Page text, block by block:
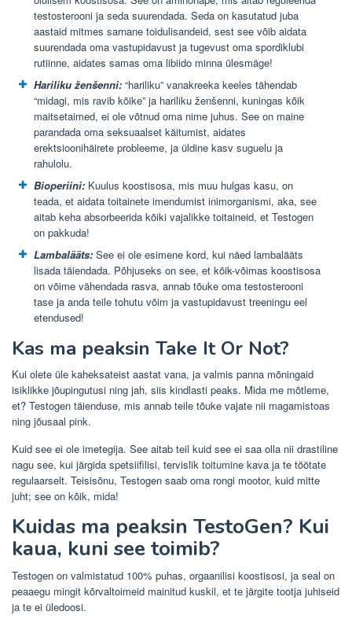
testosterooni ja seda suurendada. Seda on kasutatud juba
aastaid mitmes sarnane toidulisandeid, sest see võib aidata
suurendada oma vastupidavust ja tugevust oma spordiklubi
rutiinne, aidates samas oma libiido minna ülesmäge!
Hariliku ženšenni: “hariliku” vanakreeka keeles tähendab
“midagi, mis ravib kõike” ja hariliku ženšenni, kuningas kõik
maitsetaimed, ei ole võtnud oma nime juhus. See on maine
parandada oma seksuaalset käitumist, aidates
erektsioonihäirete probleeme, ja üldine kasv suguelu ja
rahulolu.
Bioperiini: Kuulus koostisosa, mis muu hulgas kasu, on
teada, et aidata toitainete imendumist inimorganismi, aka, see
aitab keha absorbeerida kõiki vajalikke toitaineid, et Testogen
on pakkuda!
Lambalääts: See ei ole esimene kord, kui näed lambalääts
lisada täiendada. Põhjuseks on see, et kõik-võimas koostisosa
on võime vähendada rasva, annab tõuke oma testosterooni
tase ja anda teile tohutu võim ja vastupidavust treeningu eel
etendused!
Kas ma peaksin Take It Or Not?
Kui olete üle kaheksateist aastat vana, ja valmis panna mõningaid
isiklikke jõupingutusi ning jah, siis kindlasti peaks. Mida me mõtleme,
et? Testogen täienduse, mis annab teile tõuke vajate nii magamistoas
ning jõusaal pink.
Kuid see ei ole imetegija. See aitab teil kuid see ei saa olla nii drastiline
nagu see, kui järgida spetsiifilisi, tervislik toitumine kava ja te töötate
regulaarselt. Teisisõnu, Testogen saab oma rongi mootor, kuid mitte
juht; see on kõik, mida!
Kuidas ma peaksin TestoGen? Kui
kaua, kuni see toimib?
Testogen on valmistatud 100% puhas, orgaanilisi koostisosi, ja seal on
peaaegu mingit kõrvaltoimeid mainitud kuskil, et te järgite tootja juhiseid
ja te ei üledoosi.